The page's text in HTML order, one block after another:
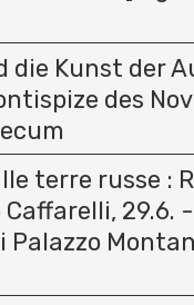
die Kunst der
des
terre russe :
29.6.
Palazzo